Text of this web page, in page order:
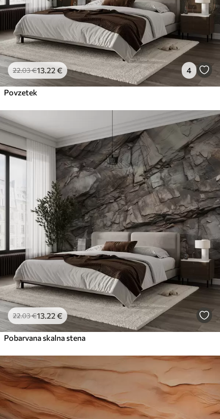
22.03€13 .22 € 4
Povzetek
22.03€13 .22 €
Pobarvana skalna stena